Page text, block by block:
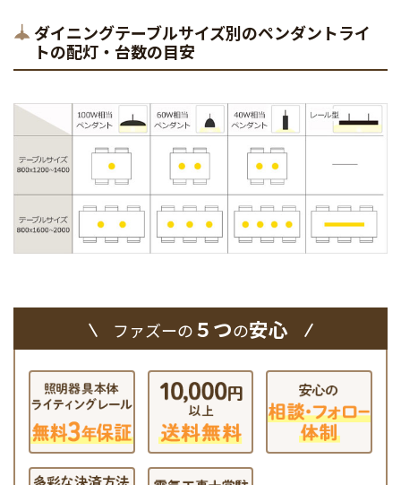
ダイニングテーブルサイズ別のペンダントライ
トの配灯・台数の目安
ファズーの５つの安心